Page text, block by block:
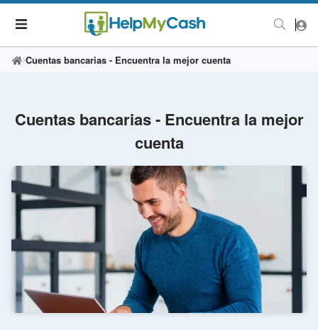
Cuentas bancarias - Encuentra la mejor cuenta
Cuentas bancarias - Encuentra la mejor
cuenta